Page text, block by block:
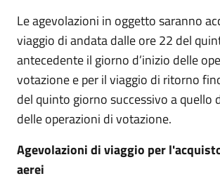
Le agevolazioni in oggetto saranno
viaggio di andata dalle ore 22 del
antecedente il giorno d’inizio delle
votazione e per il viaggio di ritorno
del quinto giorno successivo a quello
delle operazioni di votazione.
Agevolazioni di viaggio per
aerei